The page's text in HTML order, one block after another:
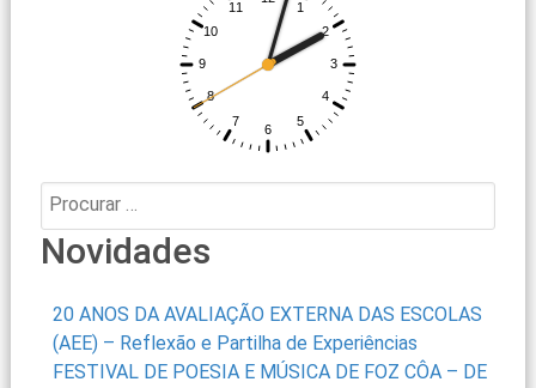
Procurar:
Novidades
20 ANOS DA AVALIAÇÃO EXTERNA DAS ESCOLAS
(AEE) – Reflexão e Partilha de Experiências
FESTIVAL DE POESIA E MÚSICA DE FOZ CÔA – DE